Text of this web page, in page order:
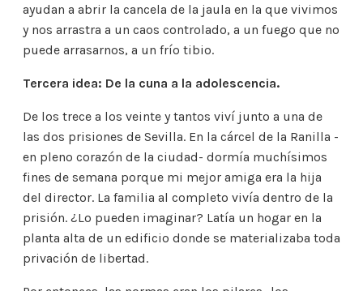
ayudan a abrir la cancela de la jaula en la que vivimos
y nos arrastra a un caos controlado, a un fuego que no
puede arrasarnos, a un frío tibio.
Tercera idea: De la cuna a la adolescencia.
De los trece a los veinte y tantos viví junto a una de
las dos prisiones de Sevilla. En la cárcel de la Ranilla -
en pleno corazón de la ciudad- dormía muchísimos
fines de semana porque mi mejor amiga era la hija
del director. La familia al completo vivía dentro de la
prisión. ¿Lo pueden imaginar? Latía un hogar en la
planta alta de un edificio donde se materializaba toda
privación de libertad.